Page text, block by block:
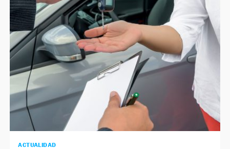
NEWSLETTER
SÍGUENOS
ACTUALIDAD